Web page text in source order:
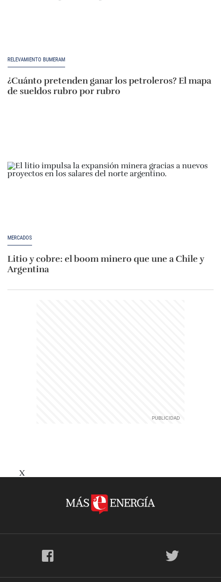
RELEVAMIENTO BUMERAM
¿Cuánto pretenden ganar los petroleros? El mapa
de sueldos rubro por rubro
MERCADOS
Litio y cobre: el boom minero que une a Chile y
Argentina
X